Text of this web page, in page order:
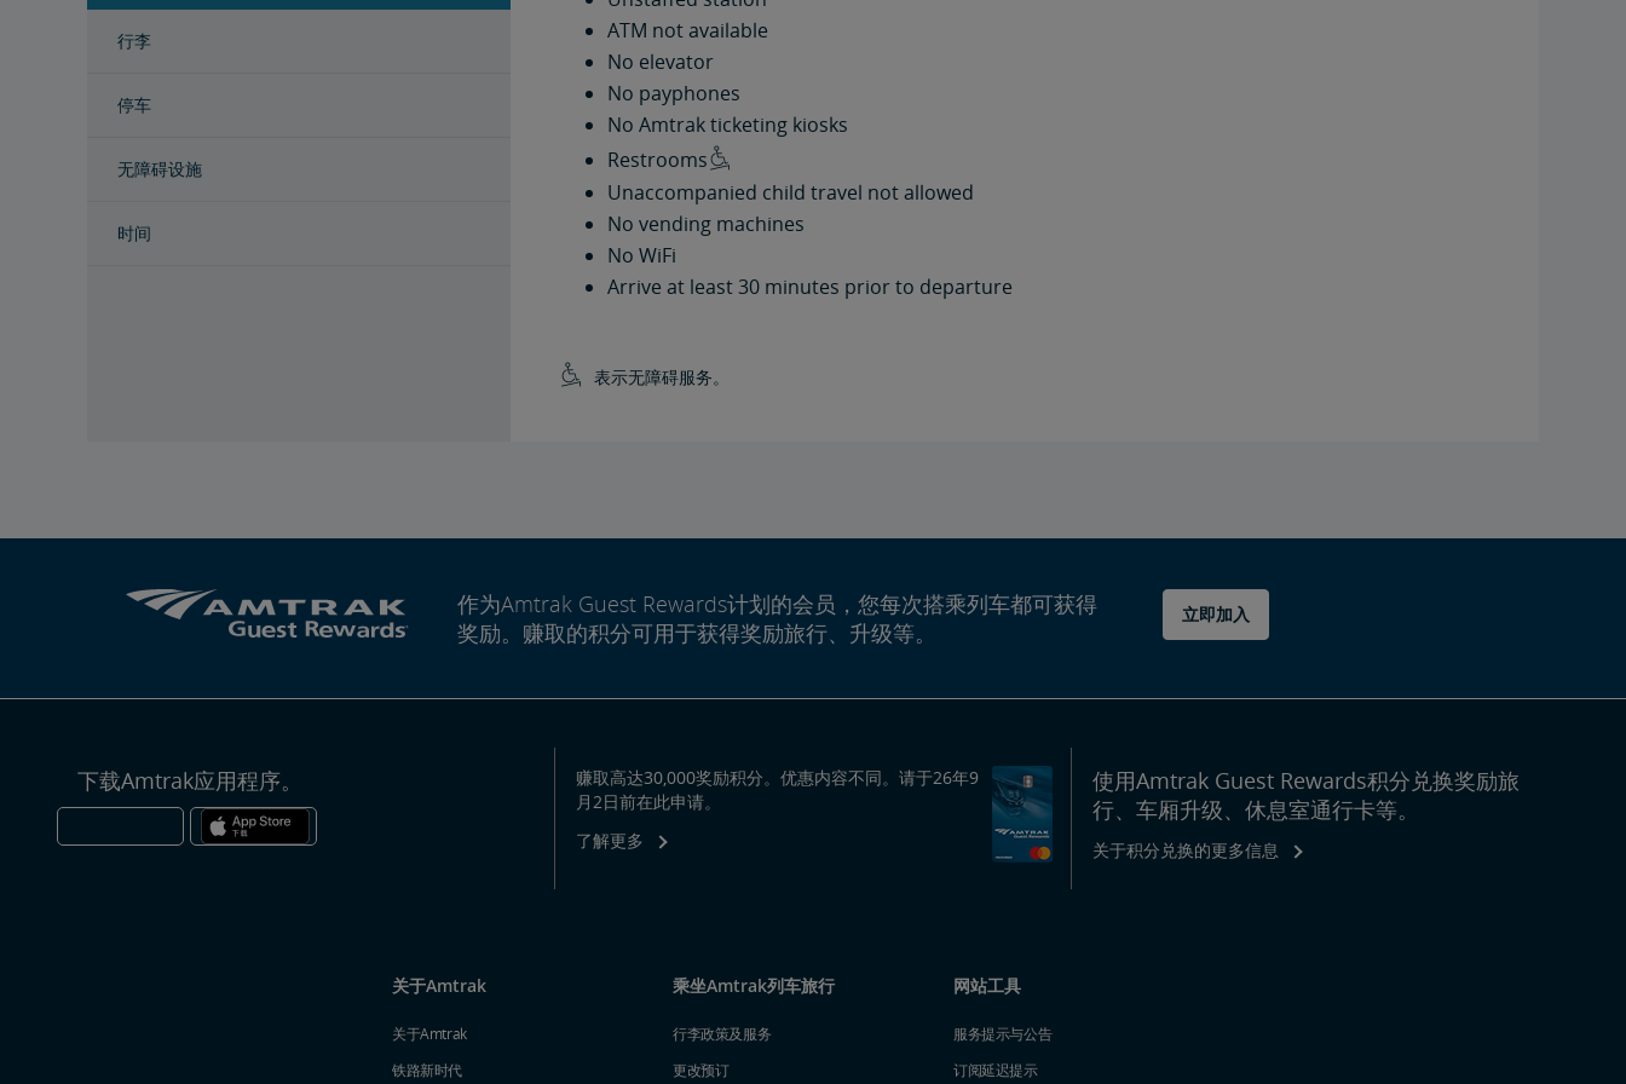
行李
停车
无障碍设施
时间
ATM not available
No elevator
No payphones
No Amtrak ticketing kiosks
Restrooms
Unaccompanied child travel not allowed
No vending machines
No WiFi
Arrive at least 30 minutes prior to departure
表示无障碍服务。
作为Amtrak Guest Rewards计划的会员，您每次搭乘列车都可获得
奖励。赚取的积分可用于获得奖励旅行、升级等。
立即加入
下载Amtrak应用程序。
赚取高达30,000奖励积分。优惠内容不同。请于26年9
月2日前在此申请。
了解更多
使用Amtrak Guest Rewards积分兑换奖励旅
行、车厢升级、休息室通行卡等。
关于积分兑换的更多信息
关于Amtrak
关于Amtrak
铁路新时代
乘坐Amtrak列车旅行
行李政策及服务
更改预订
网站工具
服务提示与公告
订阅延迟提示